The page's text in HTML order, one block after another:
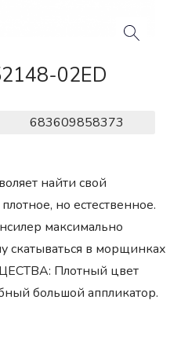
02ED
683609858373
найти свой
но естественное.
максимально
скатываться в морщинках
Плотный цвет
большой аппликатор.